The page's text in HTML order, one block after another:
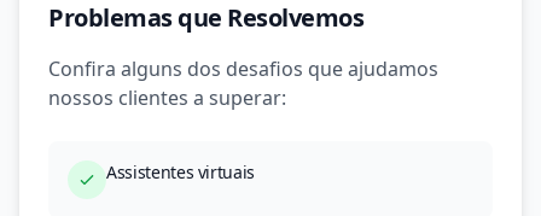
Problemas que Resolvemos
Confira alguns dos desafios que ajudamos
nossos clientes a superar:
Assistentes virtuais